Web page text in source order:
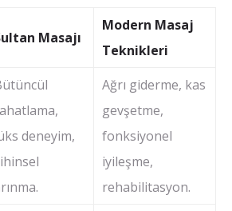
Masajı
Modern Masaj
Teknikleri
deneyim,
Ağrı giderme, kas
gevşetme,
fonksiyonel
iyileşme,
rehabilitasyon.